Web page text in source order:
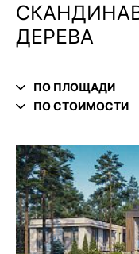
ДЕРЕВА
ПО ПЛОЩАДИ
ПО СТОИМОСТИ